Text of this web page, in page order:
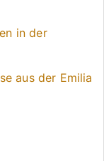
in der
aus der Emilia